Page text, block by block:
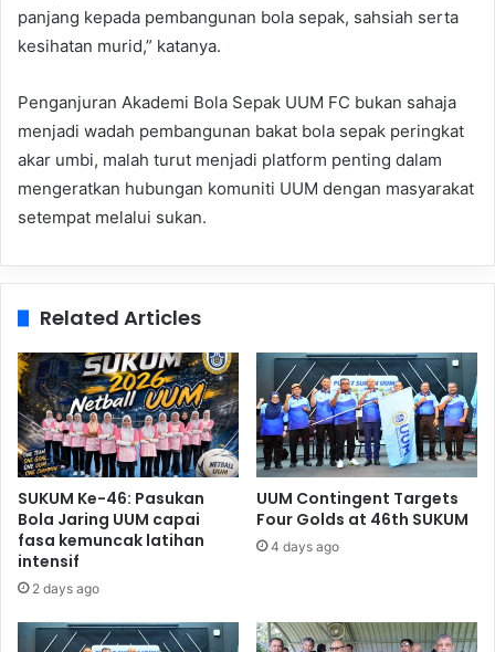
panjang kepada pembangunan bola sepak, sahsiah serta
kesihatan murid,” katanya.
Penganjuran Akademi Bola Sepak UUM FC bukan sahaja
menjadi wadah pembangunan bakat bola sepak peringkat
akar umbi, malah turut menjadi platform penting dalam
mengeratkan hubungan komuniti UUM dengan masyarakat
setempat melalui sukan.
Related Articles
SUKUM Ke-46: Pasukan
Bola Jaring UUM capai
fasa kemuncak latihan
intensif
2 days ago
UUM Contingent Targets
Four Golds at 46th SUKUM
4 days ago